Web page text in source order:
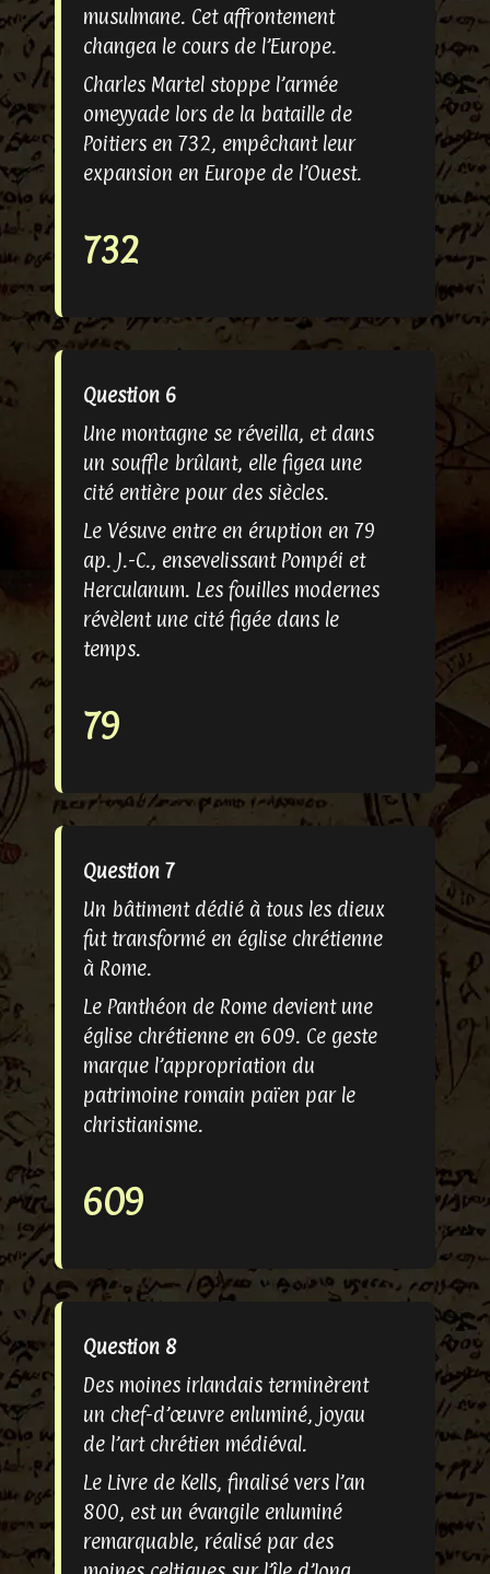
musulmane. Cet affrontement
changea le cours de l’Europe.
Charles Martel stoppe l’armée
omeyyade lors de la bataille de
Poitiers en 732, empêchant leur
expansion en Europe de l’Ouest.
732
Question 6
Une montagne se réveilla, et dans
un souffle brûlant, elle figea une
cité entière pour des siècles.
Le Vésuve entre en éruption en 79
ap. J.-C., ensevelissant Pompéi et
Herculanum. Les fouilles modernes
révèlent une cité figée dans le
temps.
79
Question 7
Un bâtiment dédié à tous les dieux
fut transformé en église chrétienne
à Rome.
Le Panthéon de Rome devient une
église chrétienne en 609. Ce geste
marque l’appropriation du
patrimoine romain païen par le
christianisme.
609
Question 8
Des moines irlandais terminèrent
un chef-d’œuvre enluminé, joyau
de l’art chrétien médiéval.
Le Livre de Kells, finalisé vers l’an
800, est un évangile enluminé
remarquable, réalisé par des